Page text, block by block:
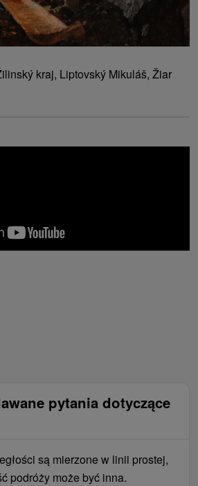
kraj, Liptovský Mikuláš, Žiar
pytania dotyczące
są mierzone w linii prostej,
podróży może być inna.